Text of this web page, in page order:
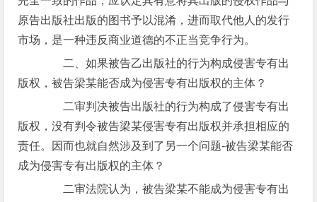
原告出版社出版的图书予以混淆，进而取代他人的发行
市场，是一种违反商业道德的不正当竞争行为。
二、如果被告乙出版社的行为构成侵害专有出
版权，被告梁某能否成为侵害专有出版权的主体？
二审判决被告出版社的行为构成了侵害专有出
版权，没有判令被告梁某侵害专有出版权并承担相应的
责任。因而也就自然涉及到了另一个问题-被告梁某能否
成为侵害专有出版权的主体？
二审法院认为，被告梁某不能成为侵害专有出